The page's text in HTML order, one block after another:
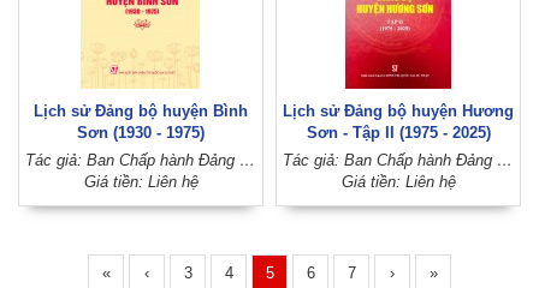
Lịch sử Đảng bộ huyện Bình
Sơn (1930 - 1975)
Tác giả: Ban Chấp hành Đảng bộ huyện Bình Sơn
Giá tiền: Liên hệ
Lịch sử Đảng bộ huyện Hương
Sơn - Tập II (1975 - 2025)
Tác giả: Ban Chấp hành Đảng bộ huyện Hương Sơn (Ban Chấp hành Đảng bộ tỉnh Hà Tĩnh)
Giá tiền: Liên hệ
« ‹ 3 4 5 6 7 › »